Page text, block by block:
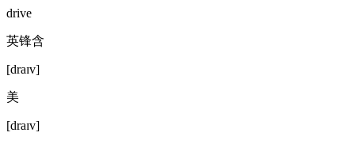
drive
英锋含
[draɪv]
美
[draɪv]